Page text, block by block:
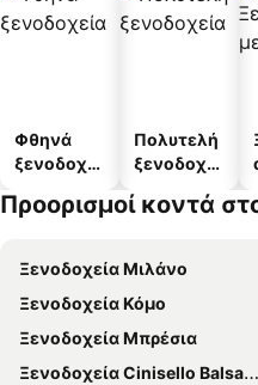
Φθηνά
ξενοδοχεί
Πολυτελή
ξενοδοχεί
Προορισμοί κοντά
Ξενοδοχεία Μιλάνο
Ξενοδοχεία Κόμο
Ξενοδοχεία Μπρέσια
Ξενοδοχεία Cinisello Balsamo